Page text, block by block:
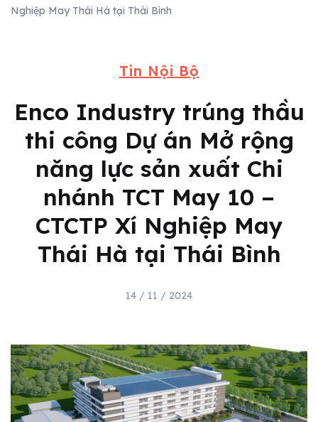
Nghiệp May Thái Hà tại Thái Bình
Tin Nội Bộ
Enco Industry trúng thầu
thi công Dự án Mở rộng
năng lực sản xuất Chi
nhánh TCT May 10 –
CTCTP Xí Nghiệp May
Thái Hà tại Thái Bình
14 / 11 / 2024